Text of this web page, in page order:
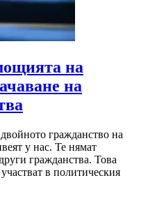
на
на
гражданство на
у нас. Те нямат
гражданства. Това
в политическия